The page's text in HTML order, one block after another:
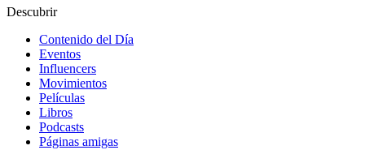
Descubrir
Contenido del Día
Eventos
Influencers
Movimientos
Películas
Libros
Podcasts
Páginas amigas